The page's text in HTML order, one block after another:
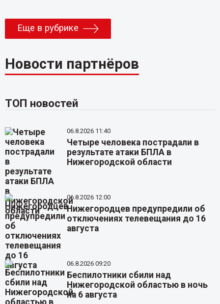
Еще в рубрике
Новости партнёров
ТОП новостей
06.8.2026 11:40
Четыре человека пострадали в
результате атаки БПЛА в
Нижегородской области
06.8.2026 12:00
Нижегородцев предупредили об
отключениях телевещания до 16
августа
06.8.2026 09:20
Беспилотники сбили над
Нижегородской областью в ночь
на 6 августа